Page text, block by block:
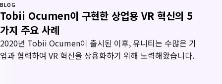
BLOG
Tobii Ocumen이 구현한 상업용 VR 혁신의 5
가지 주요 사례
2020년 Tobii Ocumen이 출시된 이후, 유니티는 수많은 기
업과 협력하여 VR 혁신을 상용화하기 위해 노력해왔습니다.